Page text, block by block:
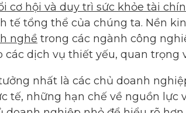
cơ hội và duy trì sức khỏe tài
tế tổng thể của chúng ta. Nền
nghề trong các ngành công
các dịch vụ thiết yếu, quan
nhất là các chủ doanh
tế, những hạn chế về nguồn lực